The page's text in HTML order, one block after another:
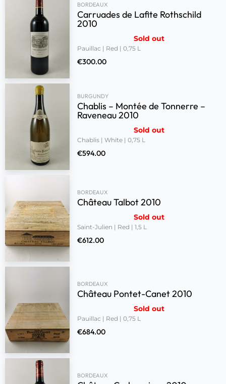
BORDEAUX
Carruades de Lafite Rothschild
2010
Sold out
Pauillac | Red | 0,75 L
€300.00
BURGUNDY
Chablis – Montée de Tonnerre –
Raveneau 2010
Sold out
Chablis | White | 0,75 L
€594.00
BORDEAUX
Château Talbot 2010
Sold out
Saint-Julien | Red | 1,5 L
€612.00
BORDEAUX
Château Pontet-Canet 2010
Sold out
Pauillac | Red | 0,75 L
€684.00
BORDEAUX